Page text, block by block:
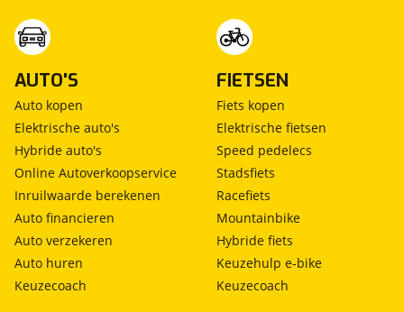
AUTO'S
Auto kopen
Elektrische auto's
Hybride auto's
Online Autoverkoopservice
Inruilwaarde berekenen
Auto financieren
Auto verzekeren
Auto huren
Keuzecoach
FIETSEN
Fiets kopen
Elektrische fietsen
Speed pedelecs
Stadsfiets
Racefiets
Mountainbike
Hybride fiets
Keuzehulp e-bike
Keuzecoach